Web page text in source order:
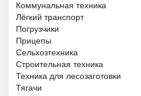
Коммунальная техника
Лёгкий транспорт
Погрузчики
Прицепы
Сельхозтехника
Строительная техника
Техника для лесозаготовки
Тягачи